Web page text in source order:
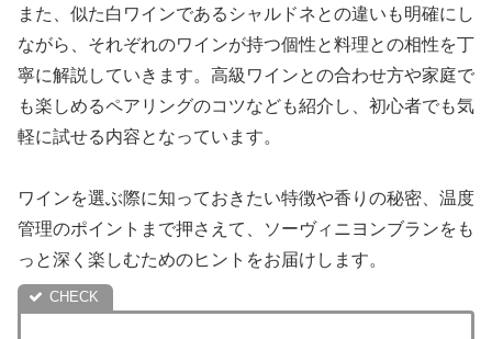
また、似た白ワインであるシャルドネとの違いも明確にし
ながら、それぞれのワインが持つ個性と料理との相性を丁
寧に解説していきます。高級ワインとの合わせ方や家庭で
も楽しめるペアリングのコツなども紹介し、初心者でも気
軽に試せる内容となっています。
ワインを選ぶ際に知っておきたい特徴や香りの秘密、温度
管理のポイントまで押さえて、ソーヴィニヨンブランをも
っと深く楽しむためのヒントをお届けします。